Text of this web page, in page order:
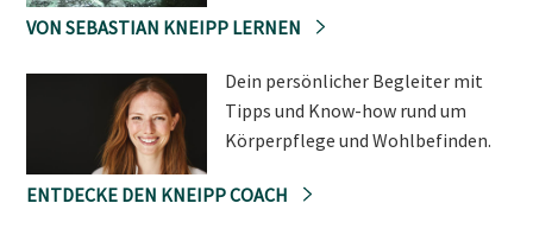
VON SEBASTIAN KNEIPP LERNEN
Dein persönlicher Begleiter mit
Tipps und Know-how rund um
Körperpflege und Wohlbefinden.
ENTDECKE DEN KNEIPP COACH